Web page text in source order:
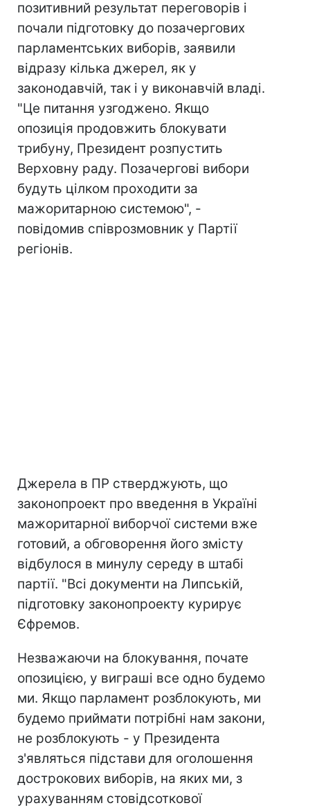
позитивний результат переговорів і
почали підготовку до позачергових
парламентських виборів, заявили
відразу кілька джерел, як у
законодавчій, так і у виконавчій владі.
"Це питання узгоджено. Якщо
опозиція продовжить блокувати
трибуну, Президент розпустить
Верховну раду. Позачергові вибори
будуть цілком проходити за
мажоритарною системою", -
повідомив співрозмовник у Партії
регіонів.
Джерела в ПР стверджують, що
законопроект про введення в Україні
мажоритарної виборчої системи вже
готовий, а обговорення його змісту
відбулося в минулу середу в штабі
партії. "Всі документи на Липській,
підготовку законопроекту курирує
Єфремов.
Незважаючи на блокування, почате
опозицією, у виграші все одно будемо
ми. Якщо парламент розблокують, ми
будемо приймати потрібні нам закони,
не розблокують - у Президента
з'являться підстави для оголошення
дострокових виборів, на яких ми, з
урахуванням стовідсоткової